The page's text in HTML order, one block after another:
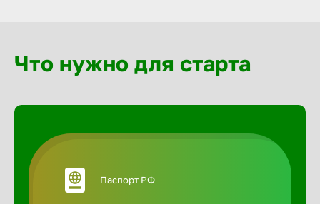
Что нужно для старта
Паспорт РФ